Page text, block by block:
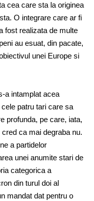
cea care sta la originea
O integrare care ar fi
fost realizata de multe
au esuat, din pacate,
unei Europe si
a intamplat acea
patru tari care sa
profunda, pe care, iata,
ca mai degraba nu.
a partidelor
unei anumite stari de
categorica a
din turul doi al
mandat dat pentru o